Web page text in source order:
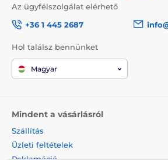
Az ügyfélszolgálat elérhető
+36 1 445 2687
Hol találsz bennünket
Magyar
Mindent a vásárlásról
Szállítás
Üzleti feltételek